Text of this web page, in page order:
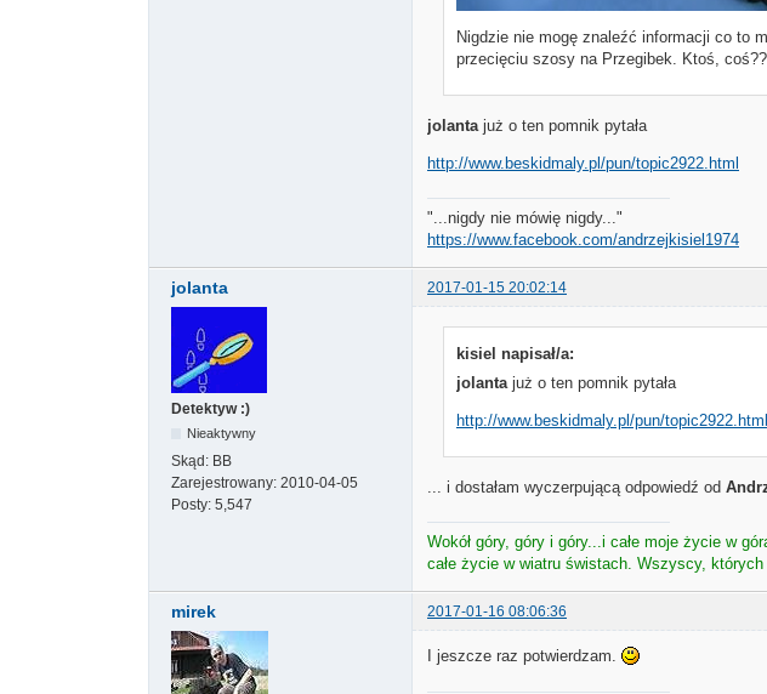
Nigdzie nie mogę znaleźć informacji co to
przecięciu szosy na Przegibek. Ktoś,
jolanta już o ten pomnik pytała
http://www.beskidmaly.pl/pun/topic2922.html
"...nigdy nie mówię nigdy..."
https://www.facebook.com/andrzejkisiel1974
jolanta 2017-01-15 20:02:14
Detektyw :)
Nieaktywny
Skąd: BB
Zarejestrowany: 2010-04-05
Posty: 5,547
kisiel napisał/a:
jolantajuż o ten pomnik pytała
http://www.beskidmaly.pl/pun/topic2922.html
... i dostałam wyczerpującą odpowiedź od
Wokół góry, góry i góry...i całe moje życie w
całe życie w wiatru świstach. Wszyscy,
mirek 2017-01-16 08:06:36
I jeszcze raz potwierdzam.